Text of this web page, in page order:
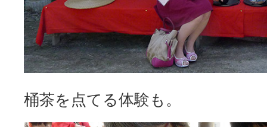
桶茶を点てる体験も。